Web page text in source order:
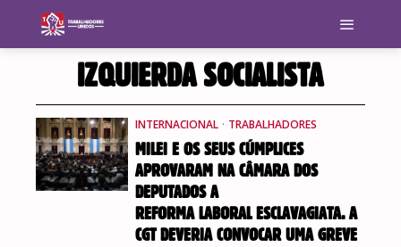
IZQUIERDA SOCIALISTA
INTERNACIONAL · TRABALHADORES
MILEI E OS SEUS CÚMPLICES
APROVARAM NA CÂMARA DOS
DEPUTADOS A
REFORMA LABORAL ESCLAVAGIATA. A
CGT DEVERIA CONVOCAR UMA GREVE